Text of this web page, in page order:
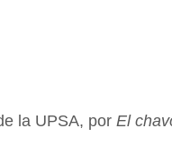
la UPSA, por El